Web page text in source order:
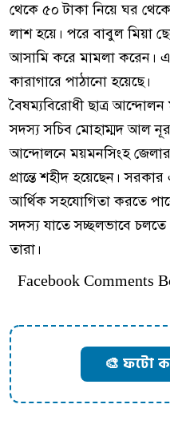
থেকে ৫০ টাকা নিয়ে ঘর
লাশ হয়ে। পরে বাবুল মিয়া
আসামি করে মামলা করেন।
কারাগারে পাঠানো হয়েছে।
বৈষম্যবিরোধী ছাত্র
সদস্য সচিব মোহাম্মদ আল
আন্দোলনে ময়মনসিংহ জেলার
প্রান্তে শহীদ হয়েছেন।
আর্থিক সহযোগিতা করতে
সদস্য যাতে সচ্ছলভাবে
তারা।
Facebook Comments
🎨 ফটো